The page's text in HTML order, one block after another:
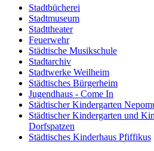
Stadtbücherei
Stadtmuseum
Stadttheater
Feuerwehr
Städtische Musikschule
Stadtarchiv
Stadtwerke Weilheim
Städtisches Bürgerheim
Jugendhaus - Come In
Städtischer Kindergarten
Städtischer Kindergarten und
Dorfspatzen
Städtisches Kinderhaus Pfiffikus